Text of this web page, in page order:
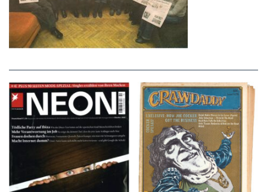
NEON – OKTOBER
2008
Crawdaddy – June/11/72